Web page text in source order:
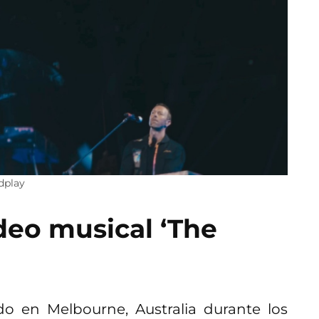
musical ‘The
en Melbourne, Australia durante los